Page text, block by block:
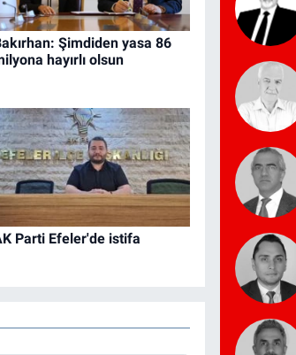
Şimdiden yasa 86
hayırlı olsun
Parti Efeler'de istifa